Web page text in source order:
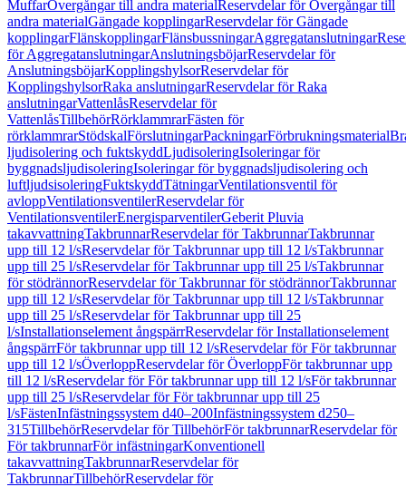
MuffarÖvergångar till andra materialReservdelar för Övergångar till
andra materialGängade kopplingarReservdelar för Gängade
kopplingarFlänskopplingarFlänsbussningarAggregatanslutningar
för AggregatanslutningarAnslutningsböjarReservdelar för
AnslutningsböjarKopplingshylsorReservdelar för
KopplingshylsorRaka anslutningarReservdelar för Raka
anslutningarVattenlåsReservdelar för
VattenlåsTillbehörRörklammrarFästen för
rörklammrarStödskalFörslutningarPackningarFörbrukningsmaterial
ljudisolering och fuktskyddLjudisoleringIsoleringar för
byggnadsljudisoleringIsoleringar för byggnadsljudisolering och
luftljudsisoleringFuktskyddTätningarVentilationsventil för
avloppVentilationsventilerReservdelar för
VentilationsventilerEnergisparventilerGeberit Pluvia
takavvattningTakbrunnarReservdelar för TakbrunnarTakbrunnar
upp till 12 l/sReservdelar för Takbrunnar upp till 12 l/sTakbrunnar
upp till 25 l/sReservdelar för Takbrunnar upp till 25 l/sTakbrunnar
för stödrännorReservdelar för Takbrunnar för stödrännorTakbrunnar
upp till 12 l/sReservdelar för Takbrunnar upp till 12 l/sTakbrunnar
upp till 25 l/sReservdelar för Takbrunnar upp till 25
l/sInstallationselement ångspärrReservdelar för Installationselement
ångspärrFör takbrunnar upp till 12 l/sReservdelar för För takbrunnar
upp till 12 l/sÖverloppReservdelar för ÖverloppFör takbrunnar upp
till 12 l/sReservdelar för För takbrunnar upp till 12 l/sFör takbrunnar
upp till 25 l/sReservdelar för För takbrunnar upp till 25
l/sFästenInfästningssystem d40–200Infästningssystem d250–
315TillbehörReservdelar för TillbehörFör takbrunnarReservdelar för
För takbrunnarFör infästningarKonventionell
takavvattningTakbrunnarReservdelar för
TakbrunnarTillbehörReservdelar för